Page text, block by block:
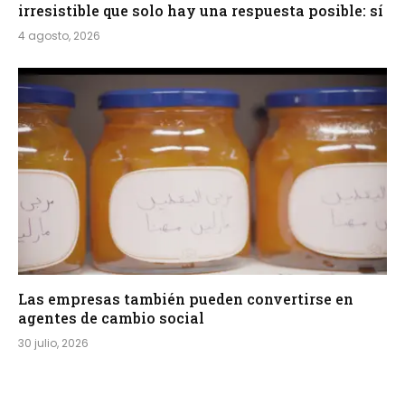
irresistible que solo hay una respuesta posible: sí
4 agosto, 2026
Las empresas también pueden convertirse en
agentes de cambio social
30 julio, 2026